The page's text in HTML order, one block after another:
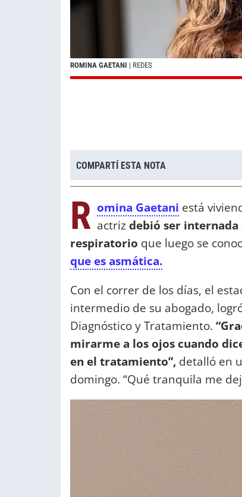
ROMINA GAETANI | REDES
COMPARTÍ ESTA NOTA
R omina Gaetani está
actrizdebió ser
respiratorio que luego se
que es asmática.
Con el correr de los días, el
intermedio de su abogado,
Diagnóstico y Tratamiento.
mirarme a los ojos cuando
en el tratamiento”, detalló en
domingo. “Qué tranquila me